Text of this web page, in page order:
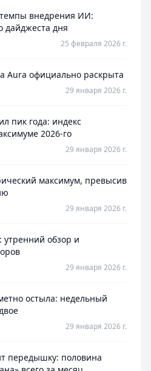
внедрения ИИ:
дайджеста дня
25 февраля 2026 г.
Aura официально раскрыта
29 января 2026 г.
пик года: индекс
2026-го
29 января 2026 г.
максимум, превысив
29 января 2026 г.
утренний обзор и
29 января 2026 г.
остыла: недельный
29 января 2026 г.
передышку: половина